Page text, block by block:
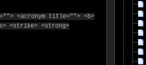
<acronym title=""> <b>
<strike> <strong>